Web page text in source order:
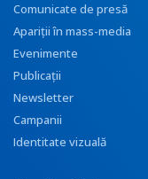
Comunicate de presă
Apariţii în mass-media
Evenimente
Publicații
Newsletter
Campanii
Identitate vizuală